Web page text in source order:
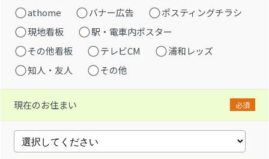
athome
バナー広告
ポスティングチラシ
現地看板
駅・電車内ポスター
その他看板
テレビCM
浦和レッズ
知人・友人
その他
現在のお住まい 必須